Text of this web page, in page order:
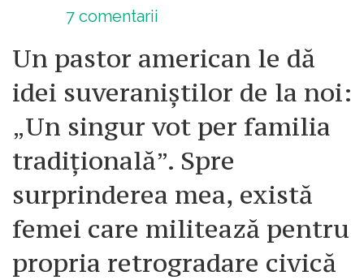
7 comentarii
Un pastor american le dă
idei suveraniștilor de la noi:
„Un singur vot per familia
tradițională”. Spre
surprinderea mea, există
femei care militează pentru
propria retrogradare civică